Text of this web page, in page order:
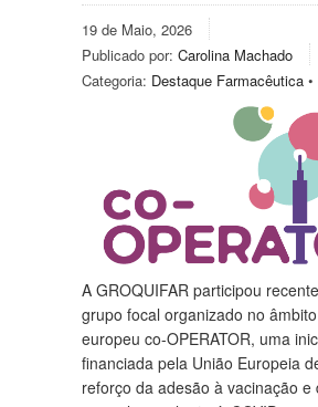
19 de Maio, 2026
Publicado por: Carolina Machado
Categoria: Destaque Farmacêutica •
A GROQUIFAR participou
grupo focal organizado no
europeu co-OPERATOR, uma
financiada pela União Europeia
reforço da adesão à vacinação e